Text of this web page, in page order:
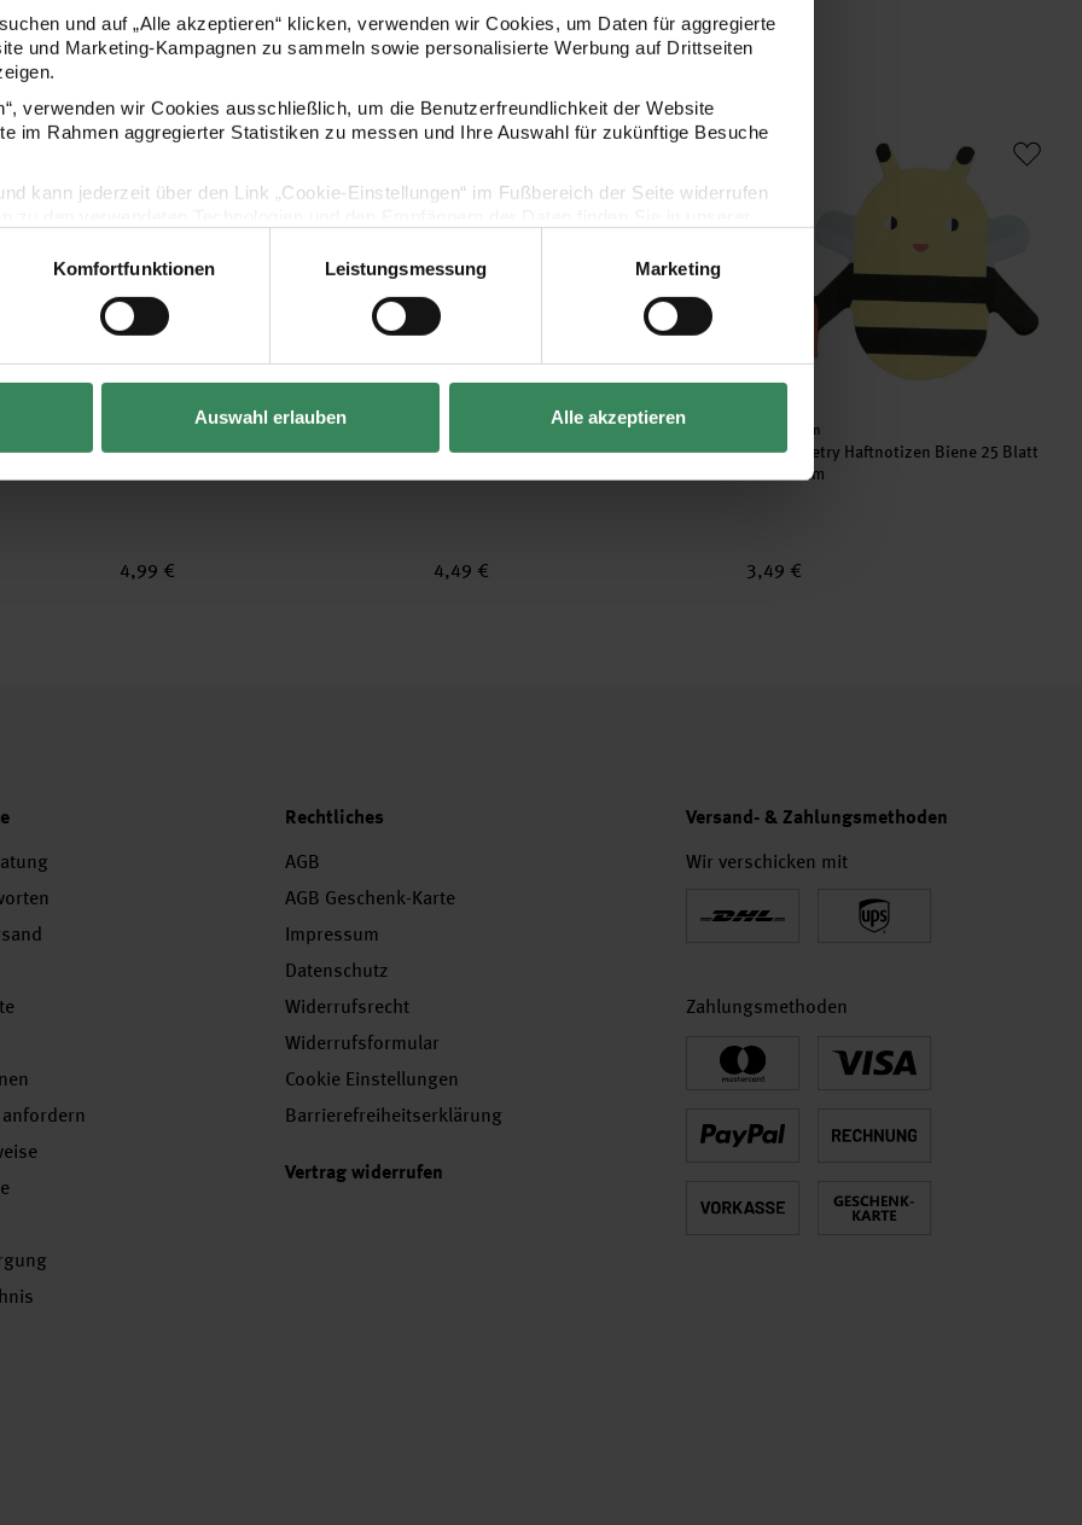
und auf „Alle akzeptieren“ klicken, verwenden wir Cookies, um Daten für aggregierte
und Marketing-Kampagnen zu sammeln sowie personalisierte Werbung auf Drittseiten
verwenden wir Cookies ausschließlich, um die Benutzerfreundlichkeit der Website
im Rahmen aggregierter Statistiken zu messen und Ihre Auswahl für zukünftige Besuche
kann jederzeit über den Link „Cookie-Einstellungen“ im Fußbereich der Seite widerrufen
Vertrag widerrufen
Komfortfunktionen Leistungsmessung Marketing
Auswahl erlauben Alle akzeptieren
Kaufempfehlung
Neon Mix 4x100 Blatt
Mix
Paper Poetry Haftnotizen neon 4x100 Blatt
Hersteller:
Rico Design
Paper Poetry Haftnotizen neon 4x100
4,99 €
Paper Poetry Haftnotizen pastell 4x100 Blatt
Paper Poetry Haftnotizen pastell 4x100
4,49 €
Paper Poetry Haftnotizen Biene 25 Blatt
Hersteller:
Rico Design
Paper Poetry Haftnotizen Biene 25 Blatt
110x90mm
3,49 €
Rechtliches
AGB
AGB Geschenk-Karte
Impressum
Datenschutz
Widerrufsrecht
Widerrufsformular
Cookie Einstellungen
Barrierefreiheitserklärung
Vertrag widerrufen
Versand- & Zahlungsmethoden
Wir verschicken mit
Zahlungsmethoden